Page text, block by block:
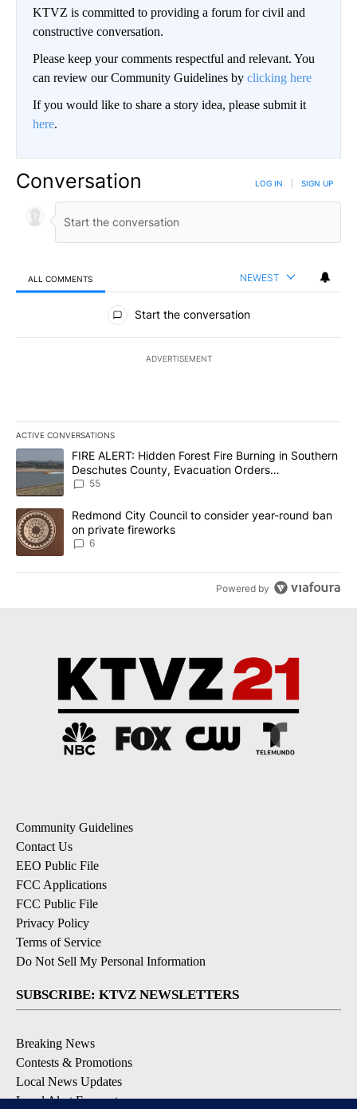
KTVZ is committed to providing a forum for civil and
constructive conversation.
Please keep your comments respectful and relevant. You
can review our Community Guidelines by clicking here
If you would like to share a story idea, please submit it
here.
Conversation LOG IN SIGN UP
ALL COMMENTS NEWEST
All Comments
Start the conversation
ADVERTISEMENT
ACTIVE CONVERSATIONS
The following is a list of the most commented articles in the last
A trending article titled "FIRE ALERT: Hidden Forest Fire
FIRE ALERT: Hidden Forest Fire Burning in Southern
Deschutes County, Evacuation Orders
Implemented
55
A trending article titled "Redmond City Council to consider
Redmond City Council to consider year-round ban
on private fireworks
6
Powered by
Community Guidelines
Contact Us
EEO Public File
FCC Applications
FCC Public File
Privacy Policy
Terms of Service
Do Not Sell My Personal Information
SUBSCRIBE: KTVZ NEWSLETTERS
Breaking News
Contests & Promotions
Local News Updates
Local Alert Forecast